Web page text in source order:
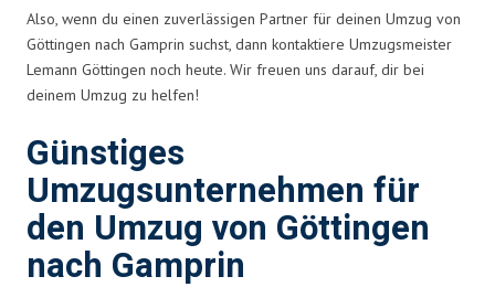
Also, wenn du einen zuverlässigen Partner für deinen Umzug von
Göttingen nach Gamprin suchst, dann kontaktiere Umzugsmeister
Lemann Göttingen noch heute. Wir freuen uns darauf, dir bei
deinem Umzug zu helfen!
Günstiges
Umzugsunternehmen für
den Umzug von Göttingen
nach Gamprin